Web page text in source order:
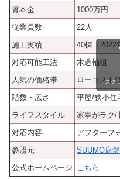
資本金
1000万円
従業員数
22人
施工実績
40棟（2022
対応可能工法
木造軸組
人気の価格帯
ローコスト
階数・広さ
平屋/狭小住
ライフスタイル
家事がラク/
対応内容
アフターフ
参照元
SUUMO店
公式ホームページ
こちら
スク